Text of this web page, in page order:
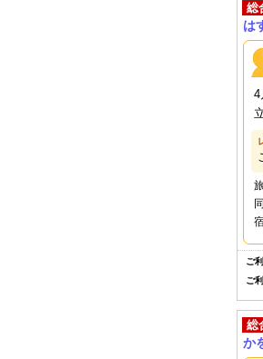
総
は
4
ご
ご
総
か